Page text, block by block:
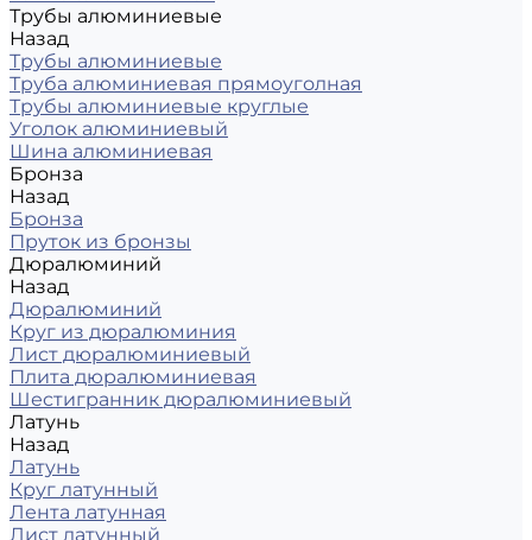
Трубы алюминиевые
Назад
Трубы алюминиевые
Труба алюминиевая прямоуголная
Трубы алюминиевые круглые
Уголок алюминиевый
Шина алюминиевая
Бронза
Назад
Бронза
Пруток из бронзы
Дюралюминий
Назад
Дюралюминий
Круг из дюралюминия
Лист дюралюминиевый
Плита дюралюминиевая
Шестигранник дюралюминиевый
Латунь
Назад
Латунь
Круг латунный
Лента латунная
Лист латунный